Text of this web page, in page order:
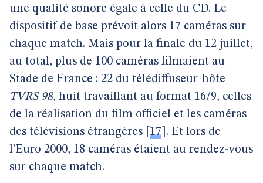
une qualité sonore égale à celle du CD. Le
dispositif de base prévoit alors 17 caméras sur
chaque match. Mais pour la finale du 12 juillet,
au total, plus de 100 caméras filmaient au
Stade de France : 22 du télédiffuseur-hôte
TVRS 98, huit travaillant au format 16/9, celles
de la réalisation du film officiel et les caméras
des télévisions étrangères 17 . Et lors de
l’Euro 2000, 18 caméras étaient au rendez-vous
sur chaque match.